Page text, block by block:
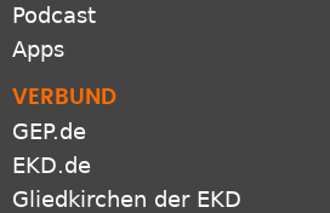
Podcast
Apps
VERBUND
GEP.de
EKD.de
Gliedkirchen der EKD